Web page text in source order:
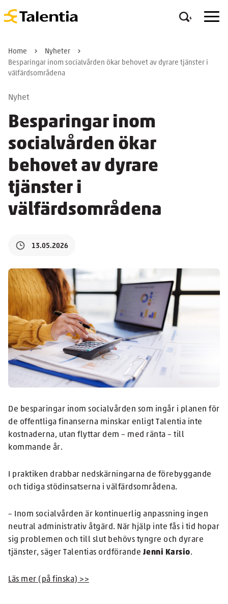
Home
Nyheter
Besparingar inom socialvården ökar behovet av dyrare tjänster i
välfärdsområdena
Nyhet
Besparingar inom
socialvården ökar
behovet av dyrare
tjänster i
välfärdsområdena
13.05.2026
De besparingar inom socialvården som ingår i planen för
de offentliga finanserna minskar enligt Talentia inte
kostnaderna, utan flyttar dem – med ränta – till
kommande år.
I praktiken drabbar nedskärningarna de förebyggande
och tidiga stödinsatserna i välfärdsområdena.
– Inom socialvården är kontinuerlig anpassning ingen
neutral administrativ åtgärd. När hjälp inte fås i tid hopar
sig problemen och till slut behövs tyngre och dyrare
tjänster, säger Talentias ordförande Jenni Karsio.
Läs mer (på finska) >>